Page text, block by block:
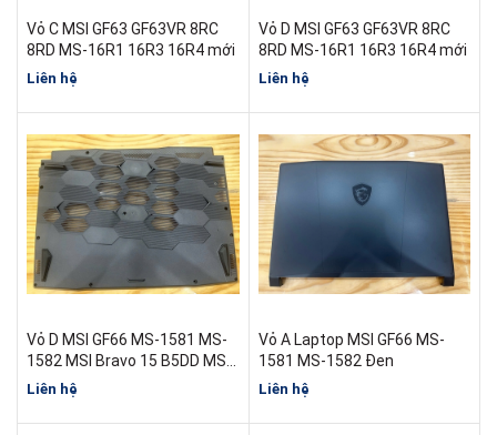
Vỏ C MSI GF63 GF63VR 8RC
8RD MS-16R1 16R3 16R4 mới
Liên hệ
Vỏ D MSI GF63 GF63VR 8RC
8RD MS-16R1 16R3 16R4 mới
Liên hệ
Vỏ D MSI GF66 MS-1581 MS-
1582 MSI Bravo 15 B5DD MS-
158K
Liên hệ
Vỏ A Laptop MSI GF66 MS-
1581 MS-1582 Đen
Liên hệ